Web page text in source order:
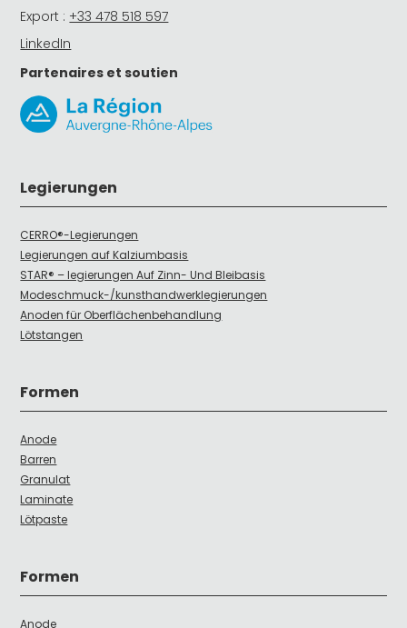
Export : +33 478 518 597
LinkedIn
Partenaires et soutien
Legierungen
CERRO®-Legierungen
Legierungen auf Kalziumbasis
STAR® – legierungen Auf Zinn- Und Bleibasis
Modeschmuck-/kunsthandwerklegierungen
Anoden für Oberflächenbehandlung
Lötstangen
Formen
Anode
Barren
Granulat
Laminate
Lötpaste
Formen
Anode